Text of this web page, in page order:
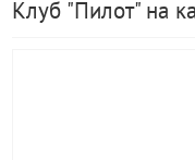
Клуб "Пилот" на